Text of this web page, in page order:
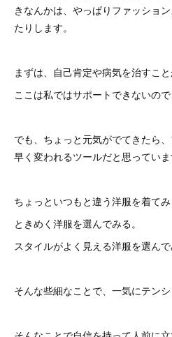
きなんかは、やっぱりファッショ
たりします。
まずは、自己肯定や病気を治すこと
ここは私ではサポートできないの
でも、ちょっと元気がでてきたら
早く変われるツールだと思っていま
ちょっといつもと違う洋服を着てみ
ときめく洋服を選んでみる。
スタイルがよく見える洋服を選んで
そんな些細なことで、一気にテンシ